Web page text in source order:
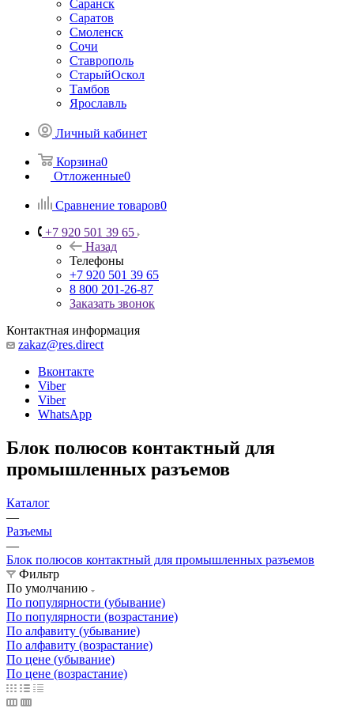
Саранск
Саратов
Смоленск
Сочи
Ставрополь
СтарыйОскол
Тамбов
Ярославль
Личный кабинет
Корзина0
Отложенные0
Сравнение товаров0
+7 920 501 39 65
Назад
Телефоны
+7 920 501 39 65
8 800 201-26-87
Заказать звонок
Контактная информация
zakaz@res.direct
Вконтакте
Viber
Viber
WhatsApp
Блок полюсов контактный для
промышленных разъемов
Каталог
—
Разъемы
—
Блок полюсов контактный для промышленных разъемов
Фильтр
По умолчанию
По популярности (убывание)
По популярности (возрастание)
По алфавиту (убывание)
По алфавиту (возрастание)
По цене (убывание)
По цене (возрастание)